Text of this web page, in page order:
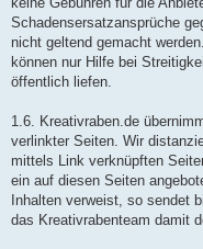
Schadensersatzansprüche
nicht geltend gemacht
können nur Hilfe bei
öffentlich liefen.
1.6. Kreativraben.de
verlinkter Seiten. Wir
mittels Link verknüpften
ein auf diesen Seiten
Inhalten verweist, so sendet
das Kreativrabenteam damit